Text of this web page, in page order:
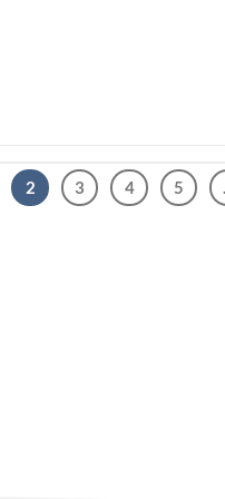
2 3 4 5